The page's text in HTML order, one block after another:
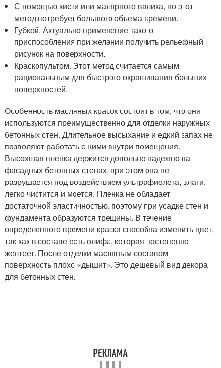
С помощью кисти или малярного валика, но этот
метод потребует большого объема времени.
Губкой. Актуально применение такого
приспособления при желании получить рельефный
рисунок на поверхности.
Краскопультом. Этот метод считается самым
рациональным для быстрого окрашивания больших
поверхностей.
Особенность масляных красок состоит в том, что они
используются преимущественно для отделки наружных
бетонных стен. Длительное высыхание и едкий запах не
позволяют работать с ними внутри помещения.
Высохшая пленка держится довольно надежно на
фасадных бетонных стенах, при этом она не
разрушается под воздействием ультрафиолета, влаги,
легко чистится и моется. Пленка не обладает
достаточной эластичностью, поэтому при усадке стен и
фундамента образуются трещины. В течение
определенного времени краска способна изменить цвет,
так как в составе есть олифа, которая постепенно
желтеет. После отделки масляным составом
поверхность плохо «дышит». Это дешевый вид декора
для бетонных стен.